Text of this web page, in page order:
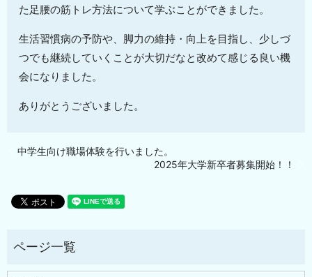
た足腰の筋トレ方法について学ぶことができました。
生活習慣病の予防や、脚力の維持・向上を目指し、少しづ
つでも継続していくことが大切だなと改めて感じる良い機
会になりました。
ありがとうございました。
中学生向け職場体験を行いました。
2025年大学新卒者募集開始！！